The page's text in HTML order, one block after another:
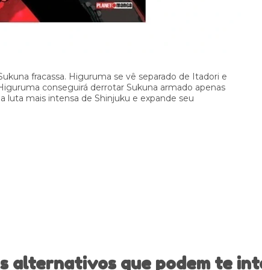
fracassa. Higuruma se vê separado de Itadori e
conseguirá derrotar Sukuna armado apenas
luta mais intensa de Shinjuku e expande seu
alternativos que podem te